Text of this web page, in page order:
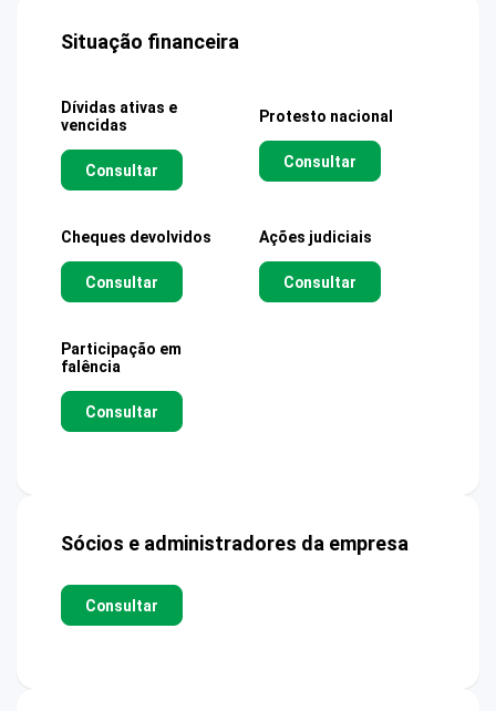
Situação financeira
Dívidas ativas e
vencidas
Consultar
Protesto nacional
Consultar
Cheques devolvidos
Consultar
Ações judiciais
Consultar
Participação em
falência
Consultar
Sócios e administradores da empresa
Consultar